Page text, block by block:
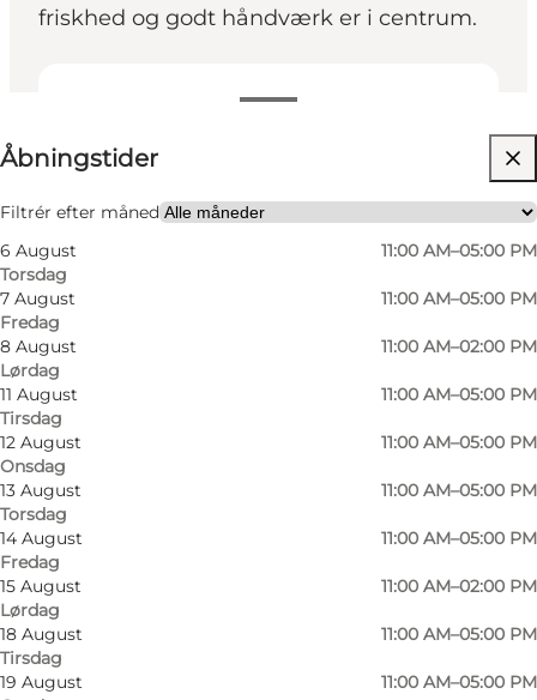
friskhed og godt håndværk er i centrum.
Åbningstider
Filtrér efter måned
6 August
Torsdag
11:00 AM–05:00 PM
7 August
Fredag
11:00 AM–05:00 PM
8 August
Lørdag
11:00 AM–02:00 PM
11 August
Tirsdag
11:00 AM–05:00 PM
12 August
Onsdag
11:00 AM–05:00 PM
13 August
Torsdag
11:00 AM–05:00 PM
14 August
Fredag
11:00 AM–05:00 PM
15 August
Lørdag
11:00 AM–02:00 PM
18 August
Tirsdag
11:00 AM–05:00 PM
19 August
11:00 AM–05:00 PM
Besøg hjemmeside
Mig selv, Min partner, Venner